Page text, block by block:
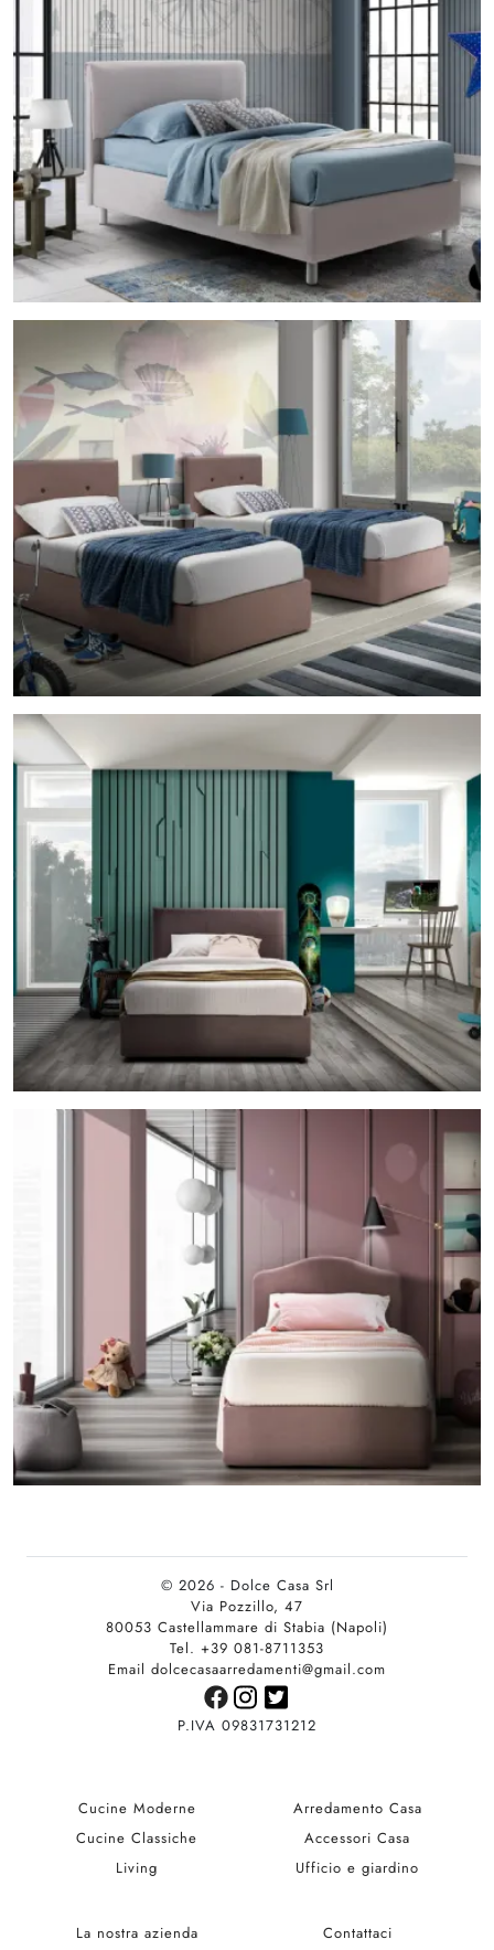
© 2026 - Dolce Casa Srl
Via Pozzillo, 47
80053 Castellammare di Stabia (Napoli)
Tel. +39 081-8711353
Email dolcecasaarredamenti@gmail.com
P.IVA 09831731212
Cucine Moderne
Cucine Classiche
Living
Arredamento Casa
Accessori Casa
Ufficio e giardino
La nostra azienda Contattaci